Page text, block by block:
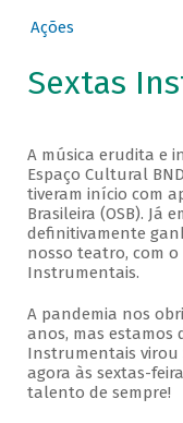
Ações
Sextas
A música erudita e
Espaço Cultural
tiveram início com
Brasileira (OSB). Já
definitivamente
nosso teatro, com
Instrumentais.
A pandemia nos
anos, mas estamos
Instrumentais virou
agora às sextas-
talento de sempre!